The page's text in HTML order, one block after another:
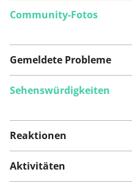
Community-Fotos
Gemeldete Probleme
Auf Karte anzeigen
Sehenswürdigkeiten
Reaktionen
Aktivitäten